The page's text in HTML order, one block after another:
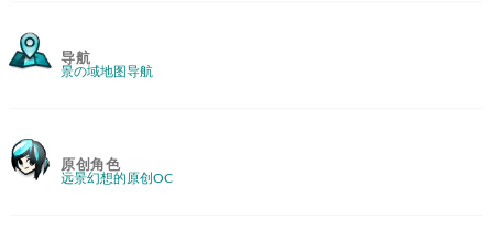
导航
景の域地图导航
原创角色
远景幻想的原创OC